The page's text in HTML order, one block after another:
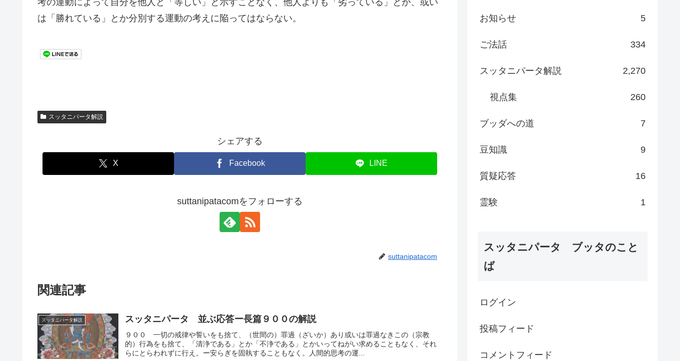
考の運動によって自分を他人と「等しい」と示すことなく、他人よりも「劣っている」とか、或い
は「勝れている」とか分別する運動の考えに陥ってはならない。
スッタニパータ解説
シェアする
X Facebook LINE
suttanipatacomをフォローする
suttanipatacom
関連記事
スッタニパータ解説 スッタニパータ 並ぶ応答ー長篇９００の解説
９００ 一切の戒律や誓いをも捨て、（世間の）罪過（ざいか）あり或いは罪過なきこの（宗教
的）行為をも捨て、「清浄である」とか「不浄である」とかいってねがい求めることもなく、それ
らにとらわれずに行え。ー安らぎを固執することもなく。人間的思考の運...
お知らせ 5
ご法話 334
スッタニパータ解説 2,270
視点集 260
ブッダへの道 7
豆知識 9
質疑応答 16
霊験 1
スッタニパータ ブッタのこと
ば
ログイン
投稿フィード
コメントフィード